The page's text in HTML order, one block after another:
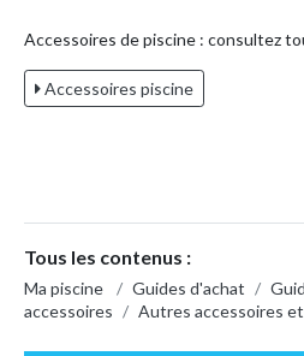
Accessoires de piscine : consultez
Accessoires piscine
Tous les contenus :
Ma piscine / Guides d'achat /
accessoires / Autres accessoires